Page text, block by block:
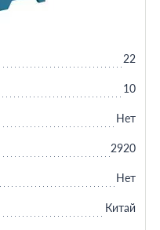
22
10
Нет
2920
Нет
Китай